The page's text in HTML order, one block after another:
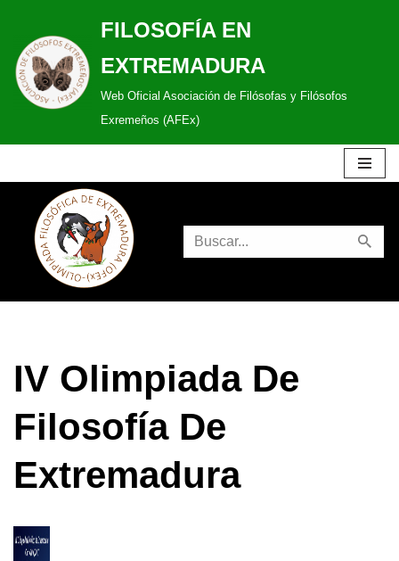
Saltar
al
contenido
FILOSOFÍA EN
EXTREMADURA
Web Oficial Asociación de Filósofas y Filósofos
Exremeños (AFEx)
IV Olimpiada De
Filosofía De
Extremadura